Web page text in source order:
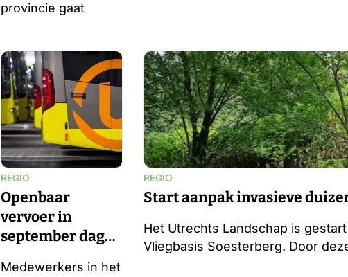
provincie gaat
REGIO
Openbaar
vervoer in
september dag
Medewerkers in het
REGIO
Start aanpak invasieve
Het Utrechts Landschap is
Vliegbasis Soesterberg. Door